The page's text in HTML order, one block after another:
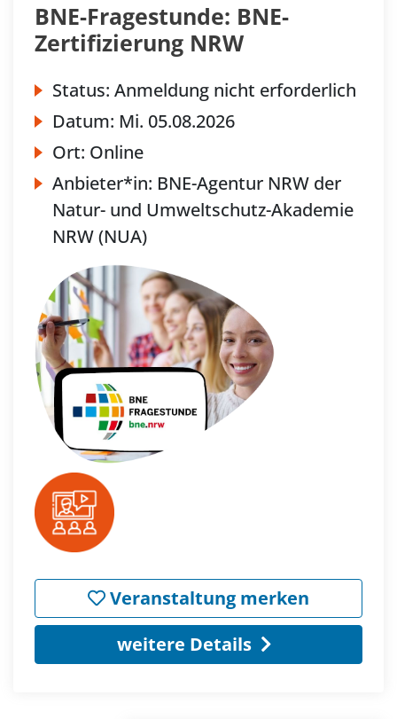
BNE-Fragestunde: BNE-
Zertifizierung NRW
Status: Anmeldung nicht erforderlich
Datum: Mi. 05.08.2026
Ort: Online
Anbieter*in: BNE-Agentur NRW der
Natur- und Umweltschutz-Akademie
NRW (NUA)
Veranstaltung merken
weitere Details